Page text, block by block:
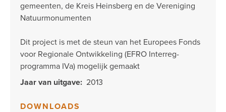
gemeenten, de Kreis Heinsberg en de Vereniging
Natuurmonumenten
Dit project is met de steun van het Europees Fonds
voor Regionale Ontwikkeling (EFRO Interreg-
programma IVa) mogelijk gemaakt
Jaar van uitgave 2013
DOWNLOADS